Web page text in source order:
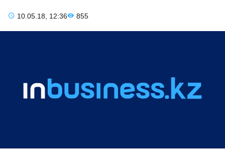
10.05.18, 12:36 855